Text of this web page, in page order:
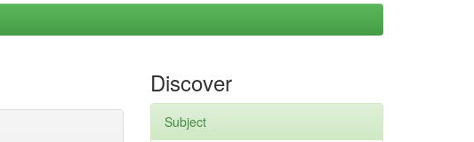
Discover
Subject